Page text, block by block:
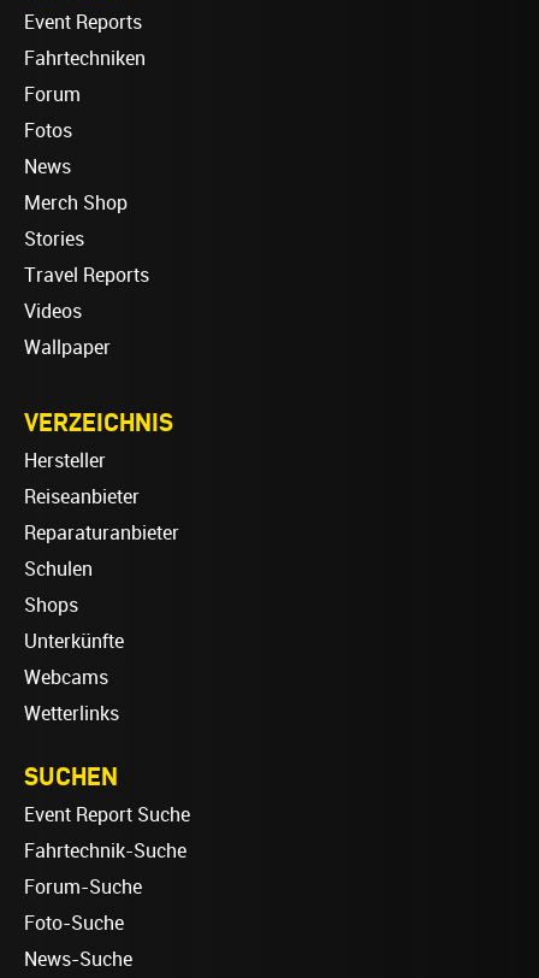
Event Reports
Fahrtechniken
Forum
Fotos
News
Merch Shop
Stories
Travel Reports
Videos
Wallpaper
VERZEICHNIS
Hersteller
Reiseanbieter
Reparaturanbieter
Schulen
Shops
Unterkünfte
Webcams
Wetterlinks
SUCHEN
Event Report Suche
Fahrtechnik-Suche
Forum-Suche
Foto-Suche
News-Suche